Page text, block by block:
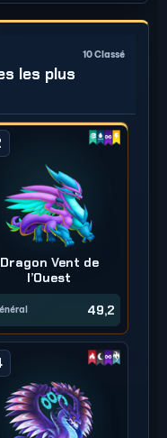
les plus
10Classé
Dragon Vent de
l’Ouest
49,2